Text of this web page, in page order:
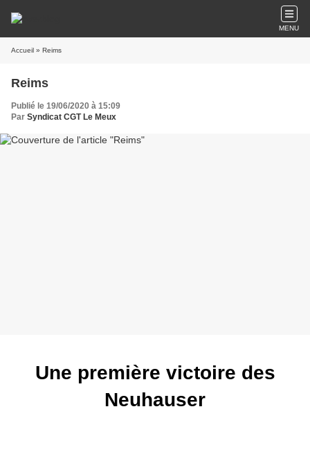
MENU
Accueil » Reims
Reims
Publié le 19/06/2020 à 15:09
Par Syndicat CGT Le Meux
Une première victoire des
Neuhauser